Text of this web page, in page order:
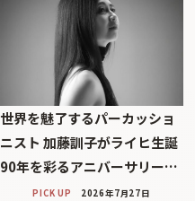
世界を魅了するパーカッショ
ニスト 加藤訓子がライヒ生誕
90年を彩るアニバーサリー…
PICK UP 2026年7月27日